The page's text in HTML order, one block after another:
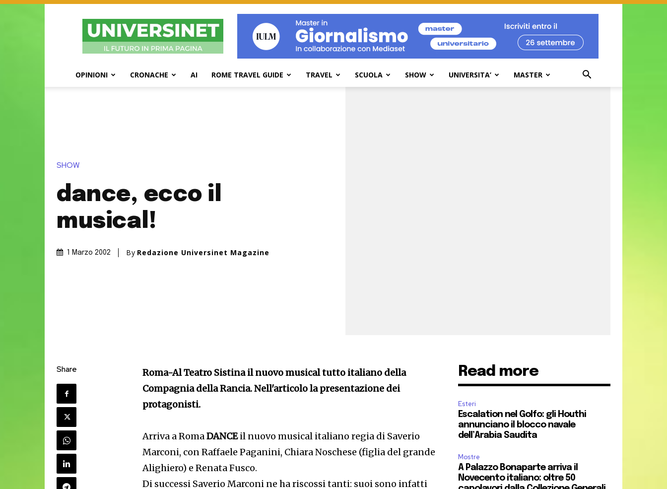
UniversiNet
Magazine
OPINIONI CRONACHE AI ROME TRAVEL GUIDE TRAVEL SCUOLA SHOW UNIVERSITA’ MASTER
SHOW
dance, ecco il
musical!
1 Marzo 2002 By Redazione Universinet Magazine
Share
Roma-Al Teatro Sistina il nuovo musical tutto italiano della
Compagnia della Rancia. Nell'articolo la presentazione dei
protagonisti.
Arriva a RomaDANCEil nuovo musical italiano regia di Saverio
Marconi, con Raffaele Paganini, Chiara Noschese (figlia del grande
Alighiero) e Renata Fusco.
Di successi Saverio Marconi ne ha riscossi tanti: suoi sono infatti
Read more
Esteri
Escalation nel Golfo: gli Houthi
annunciano il blocco navale
dell’Arabia Saudita
Mostre
A Palazzo Bonaparte arriva il
Novecento italiano: oltre 50